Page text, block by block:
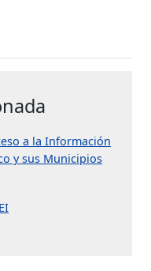
a la Información
y sus Municipios